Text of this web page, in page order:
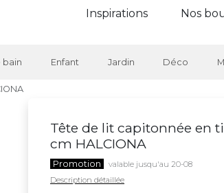
Inspirations Nos
bain Enfant Jardin Déco
Tête de lit capitonnée en
cm HALCIONA
Promotion
valable jusqu'au 20-08
Description détaillée